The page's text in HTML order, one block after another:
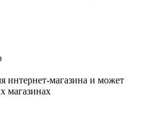
интернет-магазина и может
магазинах